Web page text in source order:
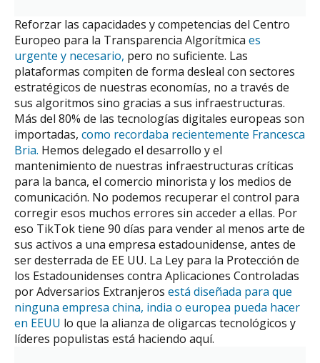
Reforzar las capacidades y competencias del Centro
Europeo para la Transparencia Algorítmica es
urgente y necesario, pero no suficiente. Las
plataformas compiten de forma desleal con sectores
estratégicos de nuestras economías, no a través de
sus algoritmos sino gracias a sus infraestructuras.
Más del 80% de las tecnologías digitales europeas son
importadas, como recordaba recientemente Francesca
Bria. Hemos delegado el desarrollo y el
mantenimiento de nuestras infraestructuras críticas
para la banca, el comercio minorista y los medios de
comunicación. No podemos recuperar el control para
corregir esos muchos errores sin acceder a ellas. Por
eso TikTok tiene 90 días para vender al menos arte de
sus activos a una empresa estadounidense, antes de
ser desterrada de EE UU. La Ley para la Protección de
los Estadounidenses contra Aplicaciones Controladas
por Adversarios Extranjeros está diseñada para que
ninguna empresa china, india o europea pueda hacer
en EEUU lo que la alianza de oligarcas tecnológicos y
líderes populistas está haciendo aquí.